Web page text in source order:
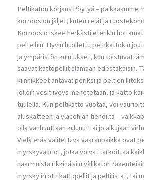
Peltikaton korjaus Pöytyä – paikkaamme
korroosion jäljet, kuten reiät ja
Korroosio iskee herkästi etenkin
pelteihin. Hyvin huollettu peltikattokin
ja ympäristön kulutukset, kun toistuvat
saavat kattopellit elämään edestakaisin.
kiinnikkeet antavat periksi ja peltien
jolloin vesitiiveys menetetään, ja katto
tuulella. Kun peltikatto vuotaa, voi
aluskatteen ja yläpohjan tienoilta –
olla vanhuuttaan kulunut tai jo alkujaan
Vielä eräs valitettava vaaranpaikka ovat
myrskyvauriot, jotka voivat tarkoittaa
naarmuista rikkinäisiin välikaton
myrsky irrotti kattopellit ja peltilistat, tai